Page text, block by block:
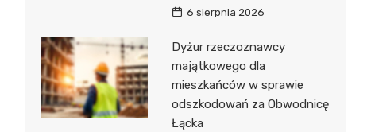
6 sierpnia 2026
Dyżur rzeczoznawcy
majątkowego dla
mieszkańców w sprawie
odszkodowań za Obwodnicę
Łącka